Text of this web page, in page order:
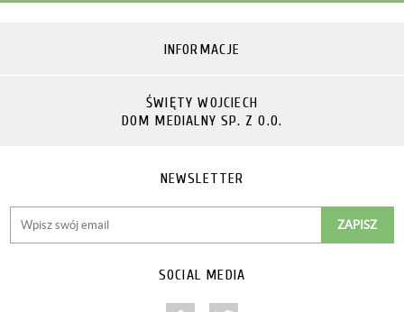
INFORMACJE
ŚWIĘTY WOJCIECH
DOM MEDIALNY SP. Z O.O.
NEWSLETTER
SOCIAL MEDIA